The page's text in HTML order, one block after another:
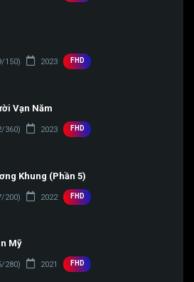
150) 2023 FHD
Vạn Năm
360) 2023 FHD
Khung (Phần 5)
200) 2022 FHD
Mỹ
280) 2021 FHD